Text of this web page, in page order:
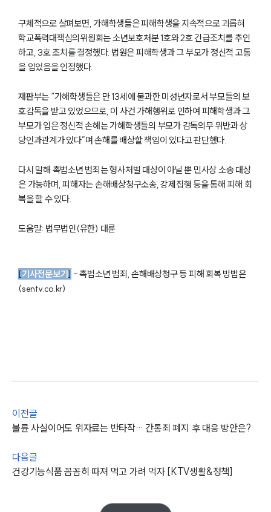
부소개
이혼 주요 업무사례
법률지식인
이혼소송·상담후기
구체적으로 살펴보면, 가해학생들은 피해학생을 지속적으로 괴롭혀
학교폭력대책심의위원회는 소년보호처분 1호와 2호 긴급조치를 추인
하고, 3호 조치를 결정했다. 법원은 피해학생과 그 부모가 정신적 고통
을 입었음을 인정했다.
재판부는 “가해학생들은 만 13세에 불과한 미성년자로서 부모들의 보
호감독을 받고 있었으므로, 이 사건 가해행위로 인하여 피해학생과 그
부모가 입은 정신적 손해는 가해학생들의 부모가 감독의무 위반과 상
당인과관계가 있다”며 손해를 배상할 책임이 있다고 판단했다.
다시 말해 촉법소년 범죄는 형사처벌 대상이 아닐 뿐 민사상 소송 대상
은 가능하며, 피해자는 손해배상청구소송, 강제집행 등을 통해 피해 회
복을 할 수 있다.
도움말: 법무법인(유한) 대륜
[기사전문보기] -촉법소년 범죄, 손해배상청구 등 피해 회복 방법은
(sentv.co.kr)
이전글
불륜 사실이어도 위자료는 반타작… 간통죄 폐지 후 대응 방안은?
다음글
건강기능식품 꼼꼼히 따져 먹고 가려 먹자 [KTV생활&정책]